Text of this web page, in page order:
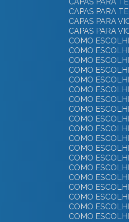
CAPAS PARA
CAPAS PARA
CAPAS PARA
CAPAS PARA
COMO
COMO
COMO
COMO
COMO
COMO
COMO
COMO
COMO
COMO
COMO
COMO
COMO
COMO
COMO
COMO
COMO
COMO
COMO